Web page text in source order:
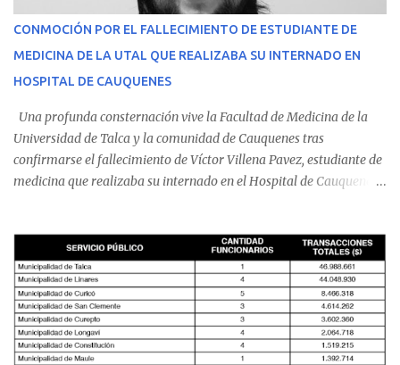
CONMOCIÓN POR EL FALLECIMIENTO DE ESTUDIANTE DE
MEDICINA DE LA UTAL QUE REALIZABA SU INTERNADO EN
HOSPITAL DE CAUQUENES
Una profunda consternación vive la Facultad de Medicina de la
Universidad de Talca y la comunidad de Cauquenes tras
confirmarse el fallecimiento de Víctor Villena Pavez, estudiante de
medicina que realizaba su internado en el Hospital de Cauquenes.
malestares físicos. Dada la complejidad de su estado de salud, el
equipo médico determinó su traslado de urgencia al Hospital
Regional de Talca y dado la urgencia la ambulancia partió hacia
Talca con escolta de Carabineros. En medio del traslado, el
estudiante de medicina de 25 años, se agravó y pese a los esfuerzos
del personal de emergencia terminó falleciendo, sin alcanzar a